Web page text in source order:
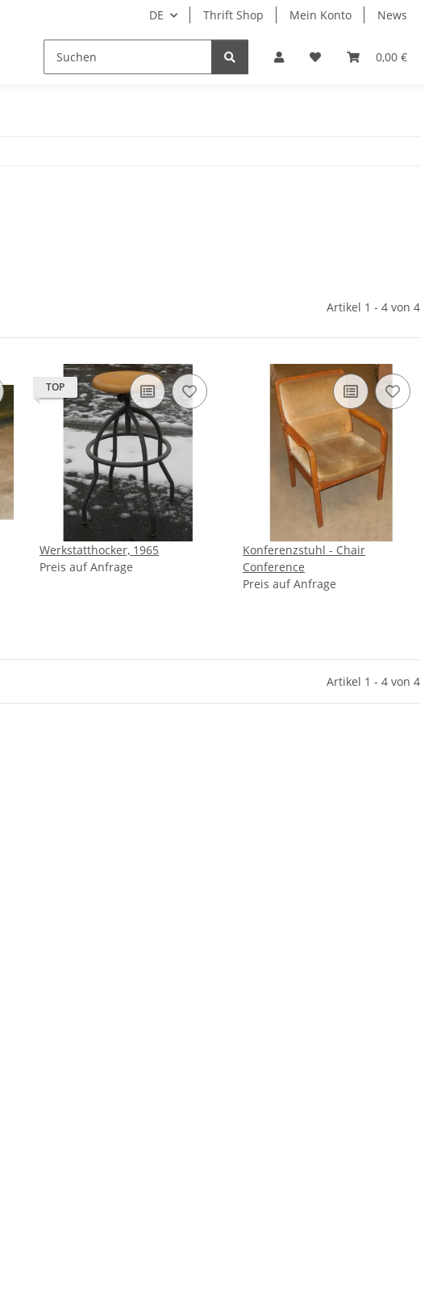
DE Thrift Shop Mein Konto News
0,00 €
Artikel 1 - 4 von 4
TOP
Werkstatthocker, 1965
Preis auf Anfrage
Konferenzstuhl - Chair
Conference
Preis auf Anfrage
Artikel 1 - 4 von 4